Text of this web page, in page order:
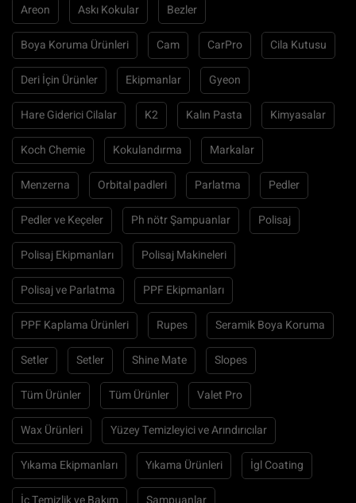
Areon Askı Kokular Bezler
Boya Koruma Ürünleri Cam CarPro Cila Kutusu
Deri İçin Ürünler Ekipmanlar Gyeon
Hare Giderici Cilalar K2 Kalın Pasta Kimyasalar
Koch Chemie Kokulandırma Markalar
Menzerna Orbital padleri Parlatma Pedler
Pedler ve Keçeler Ph nötr Şampuanlar Polisaj
Polisaj Ekipmanları Polisaj Makineleri
Polisaj ve Parlatma PPF Ekipmanları
PPF Kaplama Ürünleri Rupes Seramik Boya Koruma
Setler Setler Shine Mate Slopes
Tüm Ürünler Tüm Ürünler Valet Pro
Wax Ürünleri Yüzey Temizleyici ve Arındırıcılar
Yıkama Ekipmanları Yıkama Ürünleri İgl Coating